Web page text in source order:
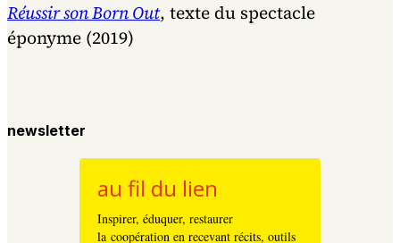
Réussir son Born Out, texte du spectacle
éponyme (2019)
newsletter
au fil du lien
Inspirer, éduquer, restaurer
la coopération en recevant récits, outils